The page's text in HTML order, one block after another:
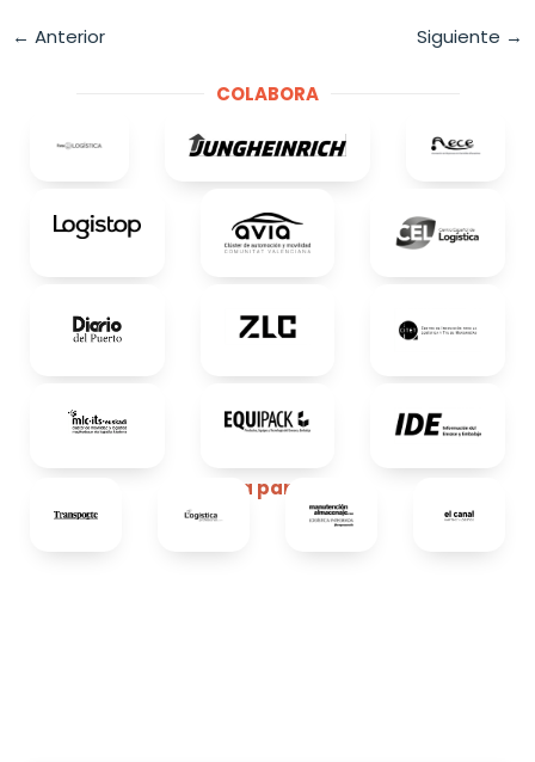
← Anterior Siguiente →
COLABORA
Media partners